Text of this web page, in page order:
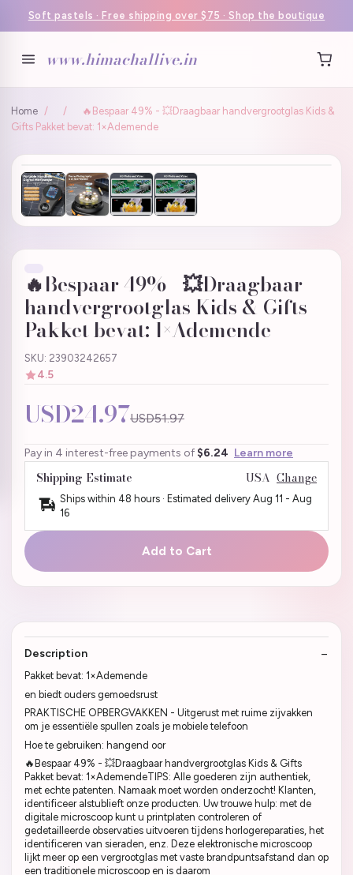
Soft pastels · Free shipping over $75 · Shop the boutique
www.himachallive.in
Home / /
🔥Bespaar 49% - 💥Draagbaar handvergrootglas Kids &
Gifts Pakket bevat: 1×Ademende
🔥Bespaar 49% - 💥Draagbaar
handvergrootglas Kids & Gifts
Pakket bevat: 1×Ademende
SKU: 23903242657
4.5
USD24.97USD51.97
Pay in 4 interest-free payments of $6.24 Learn more
Shipping Estimate USA Change
Ships within 48 hours · Estimated delivery Aug 11 - Aug
16
Add to Cart
Description
Pakket bevat: 1×Ademende
en biedt ouders gemoedsrust
PRAKTISCHE OPBERGVAKKEN - Uitgerust met ruime zijvakken
om je essentiële spullen zoals je mobiele telefoon
Hoe te gebruiken: hangend oor
🔥Bespaar 49% - 💥Draagbaar handvergrootglas Kids & Gifts
Pakket bevat: 1×AdemendeTIPS: Alle goederen zijn authentiek,
met echte patenten. Namaak moet worden onderzocht! Klanten,
identificeer alstublieft onze producten. Uw trouwe hulp: met de
digitale microscoop kunt u printplaten controleren of
gedetailleerde observaties uitvoeren tijdens horlogereparaties, het
identificeren van sieraden, enz. Deze elektronische microscoop
lijkt meer op een vergrootglas met vaste brandpuntsafstand dan op
een traditionele microscoop en is daarom